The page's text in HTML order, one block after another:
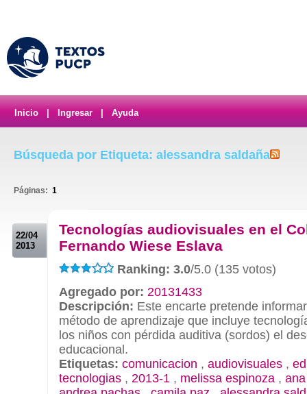
Inicio Ingresar Ayuda
Búsqueda por Etiqueta: alessandra saldaña
Páginas: 1
22/04
2013
Tecnologías audiovisuales en el
Fernando Wiese Eslava
Ranking: 3.0/5.0 (135 votos)
Agregado por: 20131433
Descripción: Este encarte pretende
método de aprendizaje que incluye
los niños con pérdida auditiva (sordos) el
educacional.
Etiquetas: comunicacion , audiovisuales ,
tecnologias , 2013-1 , melissa espinoza ,